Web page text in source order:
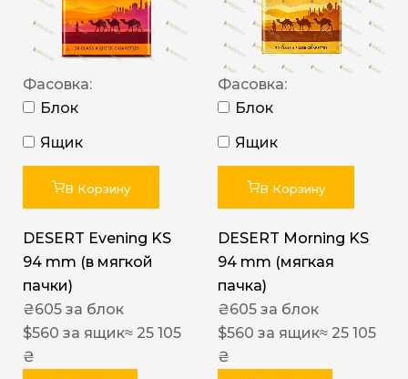
Фасовка:
Блок
Ящик
В Корзину
DESERT Evening KS
94 mm (в мягкой
пачки)
₴605 за блок
$560 за ящик≈ 25 105
₴
Фасовка:
Блок
Ящик
В Корзину
DESERT Morning KS
94 mm (мягкая
пачка)
₴605 за блок
$560 за ящик≈ 25 105
₴